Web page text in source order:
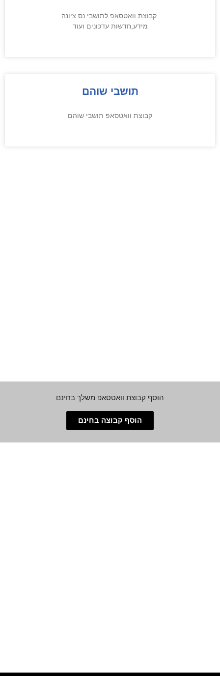
.קבוצת וואטסאפ לתושבי נס ציונה
מידע,חדשות עדכונים ועוד
תושבי שוהם
קבוצת וואטסאפ תושבי שוהם
הוסף קבוצת וואטסאפ משלך בחינם
הוסף קבוצה בחינם